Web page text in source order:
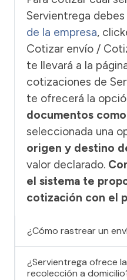
Servientrega debes
de la empresa,
Cotizar envío /
te llevará a la
cotizaciones de
te ofrecerá la
documentos
seleccionada una
origen y destino
valor declarado.
el sistema te
cotización con el
¿Cómo rastrear un
¿Servientrega ofrece
recolección a